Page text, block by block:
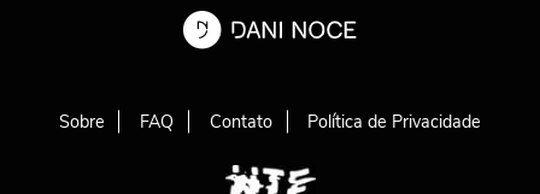
Sobre FAQ Contato Política de Privacidade